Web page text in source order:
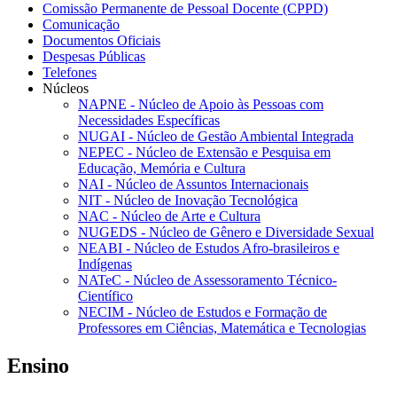
Comissão Permanente de Pessoal Docente (CPPD)
Comunicação
Documentos Oficiais
Despesas Públicas
Telefones
Núcleos
NAPNE - Núcleo de Apoio às Pessoas com
Necessidades Específicas
NUGAI - Núcleo de Gestão Ambiental Integrada
NEPEC - Núcleo de Extensão e Pesquisa em
Educação, Memória e Cultura
NAI - Núcleo de Assuntos Internacionais
NIT - Núcleo de Inovação Tecnológica
NAC - Núcleo de Arte e Cultura
NUGEDS - Núcleo de Gênero e Diversidade Sexual
NEABI - Núcleo de Estudos Afro-brasileiros e
Indígenas
NATeC - Núcleo de Assessoramento Técnico-
Científico
NECIM - Núcleo de Estudos e Formação de
Professores em Ciências, Matemática e Tecnologias
Ensino